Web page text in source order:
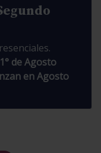
de Agosto
en Agosto